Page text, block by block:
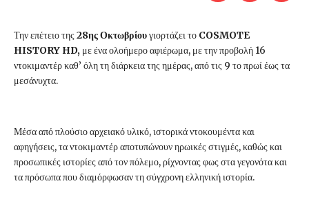
Την επέτειο της 28ης Οκτωβρίουγιορτάζει το COSMOTE
HISTORY HD, με ένα ολοήμερο αφιέρωμα, με την προβολή 16
ντοκιμαντέρ καθ’ όλη τη διάρκεια της ημέρας, από τις 9 το πρωί έως τα
μεσάνυχτα.
Μέσα από πλούσιο αρχειακό υλικό, ιστορικά ντοκουμέντα και
αφηγήσεις, τα ντοκιμαντέρ αποτυπώνουν ηρωικές στιγμές, καθώς και
προσωπικές ιστορίες από τον πόλεμο, ρίχνοντας φως στα γεγονότα και
τα πρόσωπα που διαμόρφωσαν τη σύγχρονη ελληνική ιστορία.